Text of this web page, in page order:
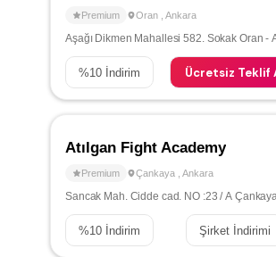
Premium Oran Ankara
Aşağı Dikmen Mahallesi 582. Sokak Oran -
%10 İndirim Ücretsiz Teklif
Atılgan Fight Academy
Premium Çankaya Ankara
Sancak Mah. Cidde cad. NO :23 / A
%10 İndirim Şirket İndirimi